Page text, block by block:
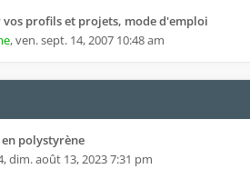
vos profils et projets, mode d'emploi
,ven. sept. 14, 2007 10:48 am
polystyrène
,dim. août 13, 2023 7:31 pm